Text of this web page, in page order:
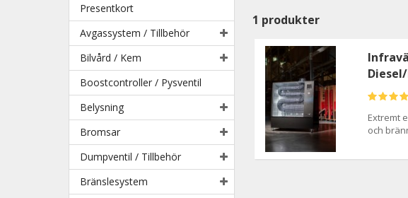
Presentkort
Avgassystem / Tillbehör
Bilvård / Kem
Boostcontroller / Pysventil
Belysning
Bromsar
Dumpventil / Tillbehör
Bränslesystem
1 produkter
Extremt
och